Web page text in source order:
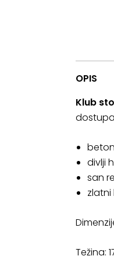
OPIS
Klub
beton
divlji
san
Težina: